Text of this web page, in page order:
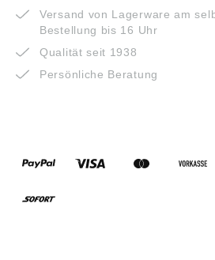
Versand von Lagerware am
Bestellung bis 16 Uhr
Qualität seit 1938
Persönliche Beratung